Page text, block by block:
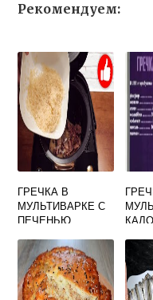
Рекомендуем:
ГРЕЧКА В
МУЛЬТИВАРКЕ С
ПЕЧЕНЬЮ